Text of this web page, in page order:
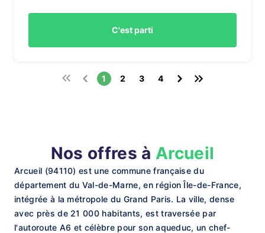
C'est parti
1 2 3 4
Nos offres à Arcueil
Arcueil (94110) est une commune française du
département du Val-de-Marne, en région Île-de-France,
intégrée à la métropole du Grand Paris. La ville, dense
avec près de 21 000 habitants, est traversée par
l'autoroute A6 et célèbre pour son aqueduc, un chef-